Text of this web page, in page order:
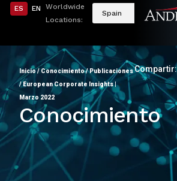
ES EN
Worldwide
Locations:
Spain
Inicio/ Conocimiento/Publicaciones
/European Corporate Insights |
Marzo 2022
Compartir:
Conocimiento